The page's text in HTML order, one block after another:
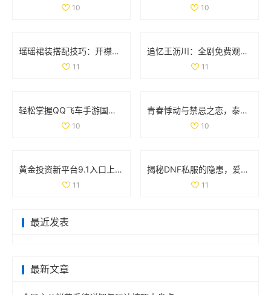
10 10
瑶瑶裙装搭配技巧：开襟开叉裙与鞋子的完美组合
11
追忆王沥川：全剧免费观看引发网友热议与情感共鸣
11
轻松掌握QQ飞车手游国服成绩查询技巧和方法
10
青春悸动与禁忌之恋，泰剧《上瘾》探索爱与欲的复杂关系
10
黄金投资新平台9.1入口上线，尽享财富机会与投资资讯
11
揭秘DNF私服的隐患，爱玩游戏的你该警惕哪些问题
11
最近发表
最新文章